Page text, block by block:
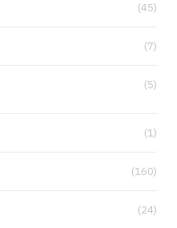
(45)
(7)
(5)
(1)
(160)
(24)